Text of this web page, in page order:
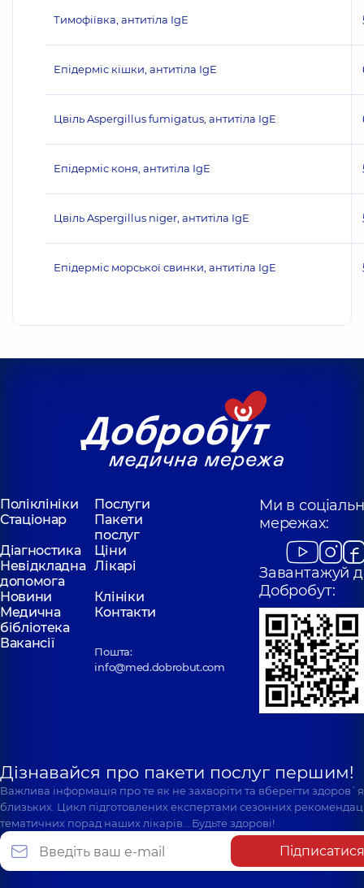
Тимофіївка, антитіла IgE
Епідерміс кішки, антитіла IgE
Цвіль Aspergillus fumigatus, антитіла IgE
Епідерміс коня, антитіла IgE
Цвіль Aspergillus niger, антитіла IgE
Епідерміс морської свинки, антитіла IgE
Поліклініки
Послуги
Стаціонар
Пакети
послуг
Діагностика
Ціни
Невідкладна
допомога
Лікарі
Новини
Клініки
Медична
бібліотека
Контакти
Вакансії
Пошта:
info@med.dobrobut.com
Ми в
мережах:
Завантажуй
Добробут:
Дізнавайся про пакети послуг першим!
Важлива інформація про те як не захворіти та вберегти
близьких. Цикл підготовлених експертами сезонних
тематичних порад наших лікарів… Будьте здорові!
Підписатися